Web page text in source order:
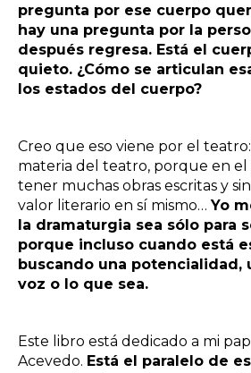
pregunta por ese cuerpo
hay una pregunta por la
después regresa. Está el
quieto. ¿Cómo se articulan
los estados del cuerpo?
Creo que eso viene por el
materia del teatro, porque en
tener muchas obras escritas y
valor literario en sí mismo… Yo
la dramaturgia sea sólo para
porque incluso cuando está
buscando una potencialidad,
voz o lo que sea.
Este libro está dedicado a mi
Acevedo. Está el paralelo de